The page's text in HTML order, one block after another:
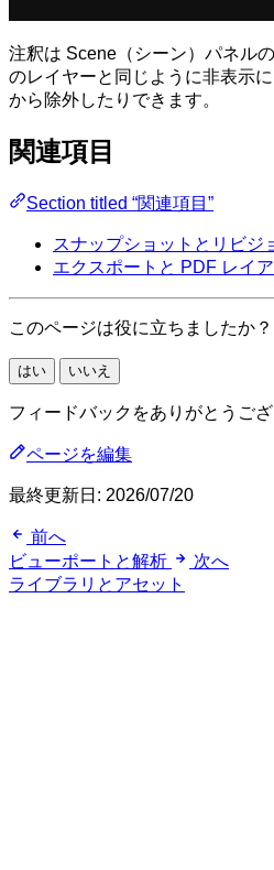
注釈は Scene（シーン）パネル
のレイヤーと同じように非表示
から除外したりできます。
関連項目
Section titled “関連項目”
スナップショットとリビジ
エクスポートと PDF レイア
このページは役に立ちましたか？
はい いいえ
フィードバックをありがとうござ
ページを編集
最終更新日: 2026/07/20
前へ
ビューポートと解析
次へ
ライブラリとアセット